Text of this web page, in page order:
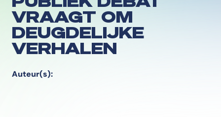
VRAAGT OM
DEUGDELIJKE
VERHALEN
Auteur(s):